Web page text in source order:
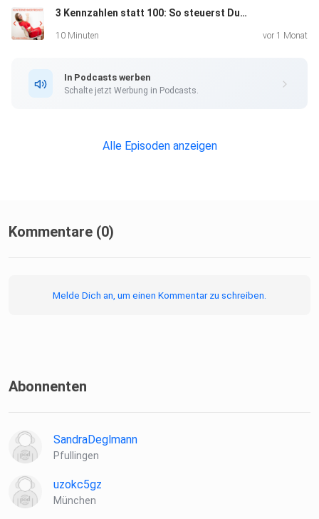
3 Kennzahlen statt 100: So steuerst Du Dein Unternehmen in 15 Minuten
10 Minuten vor 1 Monat
In Podcasts werben
Schalte jetzt Werbung in Podcasts.
Alle Episoden anzeigen
Kommentare (0)
Melde Dich an, um einen Kommentar zu schreiben.
Abonnenten
SandraDeglmann
Pfullingen
uzokc5gz
München